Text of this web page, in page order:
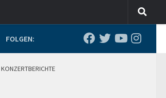
FOLGEN:
KONZERTBERICHTE